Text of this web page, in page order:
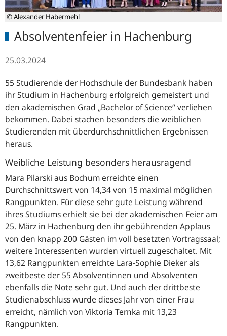
© Alexander Habermehl
Absolventenfeier in Hachenburg
25.03.2024
55 Studierende der Hochschule der Bundesbank haben
ihr Studium in Hachenburg erfolgreich gemeistert und
den akademischen Grad „Bachelor of Science“ verliehen
bekommen. Dabei stachen besonders die weiblichen
Studierenden mit überdurchschnittlichen Ergebnissen
heraus.
Weibliche Leistung besonders herausragend
Mara Pilarski aus Bochum erreichte einen
Durchschnittswert von 14,34 von 15 maximal möglichen
Rangpunkten. Für diese sehr gute Leistung während
ihres Studiums erhielt sie bei der akademischen Feier am
25. März in Hachenburg den ihr gebührenden Applaus
von den knapp 200 Gästen im voll besetzten Vortragssaal;
weitere Interessenten wurden virtuell zugeschaltet. Mit
13,62 Rangpunkten erreichte Lara-Sophie Dieker als
zweitbeste der 55 Absolventinnen und Absolventen
ebenfalls die Note sehr gut. Und auch der drittbeste
Studienabschluss wurde dieses Jahr von einer Frau
erreicht, nämlich von Viktoria Ternka mit 13,23
Rangpunkten.